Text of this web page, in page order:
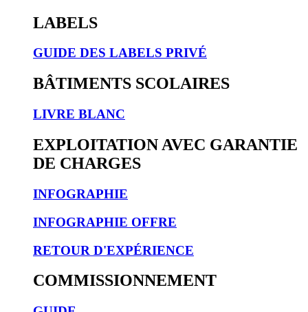
LABELS
GUIDE DES LABELS PRIVÉ
BÂTIMENTS SCOLAIRES
LIVRE BLANC
EXPLOITATION AVEC GARANTIE
DE CHARGES
INFOGRAPHIE
INFOGRAPHIE OFFRE
RETOUR D'EXPÉRIENCE
COMMISSIONNEMENT